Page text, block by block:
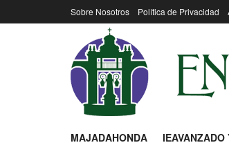
Sobre Nosotros Política de Privacidad
MAJADAHONDA IEAVANZADO